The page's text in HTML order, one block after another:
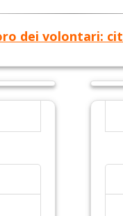
dei volontari: